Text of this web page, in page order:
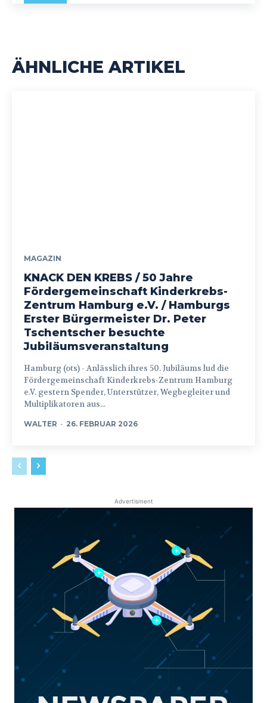
ÄHNLICHE ARTIKEL
MAGAZIN
KNACK DEN KREBS / 50 Jahre
Fördergemeinschaft Kinderkrebs-
Zentrum Hamburg e.V. / Hamburgs
Erster Bürgermeister Dr. Peter
Tschentscher besuchte
Jubiläumsveranstaltung
Hamburg (ots) - Anlässlich ihres 50. Jubiläums lud die
Fördergemeinschaft Kinderkrebs-Zentrum Hamburg
e.V. gestern Spender, Unterstützer, Wegbegleiter und
Multiplikatoren aus...
WALTER - 26. FEBRUAR 2026
Advertisment